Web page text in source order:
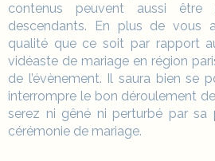
contenus peuvent aussi être
descendants. En plus de vous
qualité que ce soit par rapport
vidéaste de mariage en région
de l’évènement. Il saura bien se
interrompre le bon déroulement
serez ni gêné ni perturbé par sa
cérémonie de mariage.